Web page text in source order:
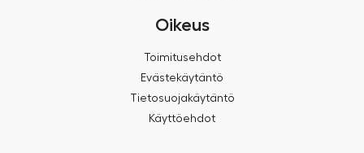
Oikeus
Toimitusehdot
Evästekäytäntö
Tietosuojakäytäntö
Käyttöehdot